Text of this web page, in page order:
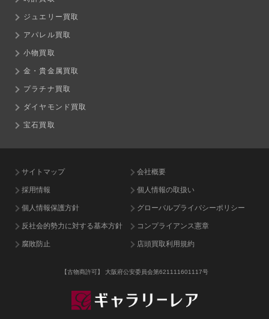
ジュエリー買取
アパレル買取
小物買取
金・貴金属買取
プラチナ買取
ダイヤモンド買取
宝石買取
サイトマップ 会社概要
採用情報 個人情報の取扱い
個人情報保護方針 グローバルプライバシーポリシー
反社会的勢力に対する基本方針 コンプライアンス憲章
腐敗防止 店頭買取利用規約
【古物商許可】 大阪府公安委員会第621111601117号